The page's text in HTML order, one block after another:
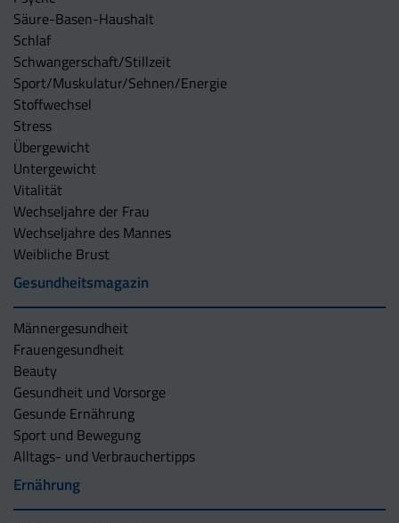
Säure-Basen-Haushalt
Schlaf
Schwangerschaft/Stillzeit
Sport/Muskulatur/Sehnen/Energie
Stoffwechsel
Stress
Übergewicht
Untergewicht
Vitalität
Wechseljahre der Frau
Wechseljahre des Mannes
Weibliche Brust
Gesundheitsmagazin
Männergesundheit
Frauengesundheit
Beauty
Gesundheit und Vorsorge
Gesunde Ernährung
Sport und Bewegung
Alltags- und Verbrauchertipps
Ernährung